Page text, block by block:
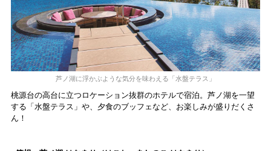
芦ノ湖に浮かぶような気分を味わえる「水盤テラス」
桃源台の高台に立つロケーション抜群のホテルで宿泊。芦ノ湖を一望
する「水盤テラス」や、夕食のブッフェなど、お楽しみが盛りだくさ
ん！